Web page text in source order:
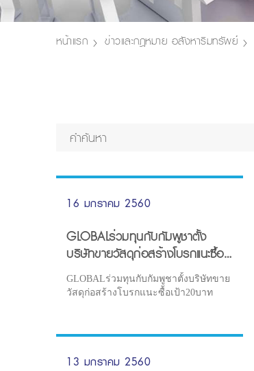
หน้าแรก ข่าวและกฎหมาย อสังหาริมทรัพย์
16 มกราคม 2560
GLOBALร่วมทุนกับกัมพูชาตั้ง
บริษัทขายวัสดุก่อสร้างโบรกแนะซื้อ
เป้า20บาท
GLOBALร่วมทุนกับกัมพูชาตั้งบริษัทขาย
วัสดุก่อสร้างโบรกแนะซื้อเป้า20บาท
13 มกราคม 2560